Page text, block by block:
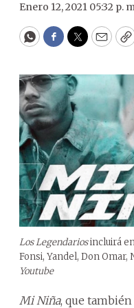
Enero 12, 2021 05:32 p.
WhatsApp
Facebook
Twitter
Los Legendariosincluirá
Fonsi, Yandel, Don Omar,
Youtube
Mi Niña, que